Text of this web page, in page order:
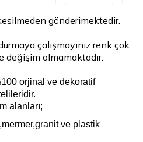
gönderimektedir.​
çalışmayınız renk çok
değişim olmamaktadır.
orjinal ve dekoratif
alanları;
ve plastik